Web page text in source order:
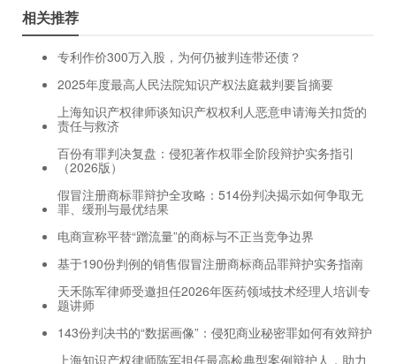
相关推荐
专利作价300万入股，为何仍被判连带还债？
2025年度最高人民法院知识产权法庭裁判要旨摘要
上海知识产权律师谈知识产权权利人恶意申请海关扣货的
责任与救济
百份有罪判决复盘：侵犯著作权罪全阶段辩护实务指引
（2026版）
假冒注册商标罪辩护全攻略：514份判决揭示如何争取无
罪、缓刑与最优结果
电商宣称平替“蹭流量”的商标与不正当竞争边界
基于190份判例的销售假冒注册商标商品罪辩护实务指南
天禾陈军律师受邀担任2026年医药领域技术经理人培训专
题讲师
143份判决书的“数据画像”：侵犯商业秘密罪如何有效辩护
上海知识产权律师陈军担任最高检典型案例辩护人，助力